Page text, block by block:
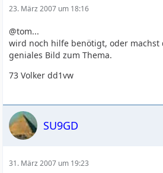
23. März 2007 um 18:16
@tom...
wird noch hilfe benötigt, oder machst
geniales Bild zum Thema.
73 Volker dd1vw
SU9GD
31. März 2007 um 19:23